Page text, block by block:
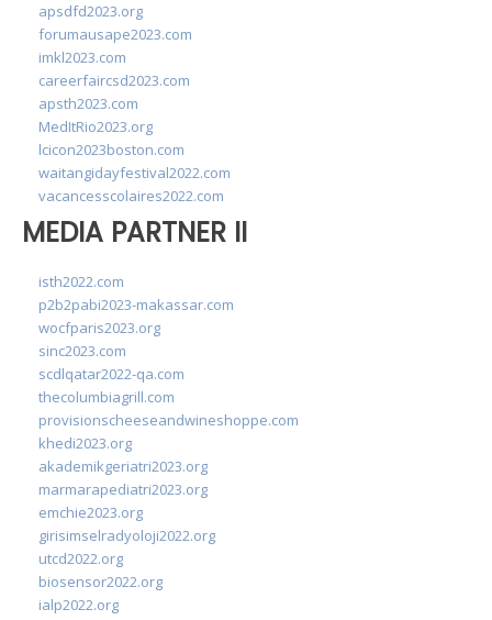
apsdfd2023.org
forumausape2023.com
imkl2023.com
careerfaircsd2023.com
apsth2023.com
MedItRio2023.org
lcicon2023boston.com
waitangidayfestival2022.com
vacancesscolaires2022.com
MEDIA PARTNER II
isth2022.com
p2b2pabi2023-makassar.com
wocfparis2023.org
sinc2023.com
scdlqatar2022-qa.com
thecolumbiagrill.com
provisionscheeseandwineshoppe.com
khedi2023.org
akademikgeriatri2023.org
marmarapediatri2023.org
emchie2023.org
girisimselradyoloji2022.org
utcd2022.org
biosensor2022.org
ialp2022.org